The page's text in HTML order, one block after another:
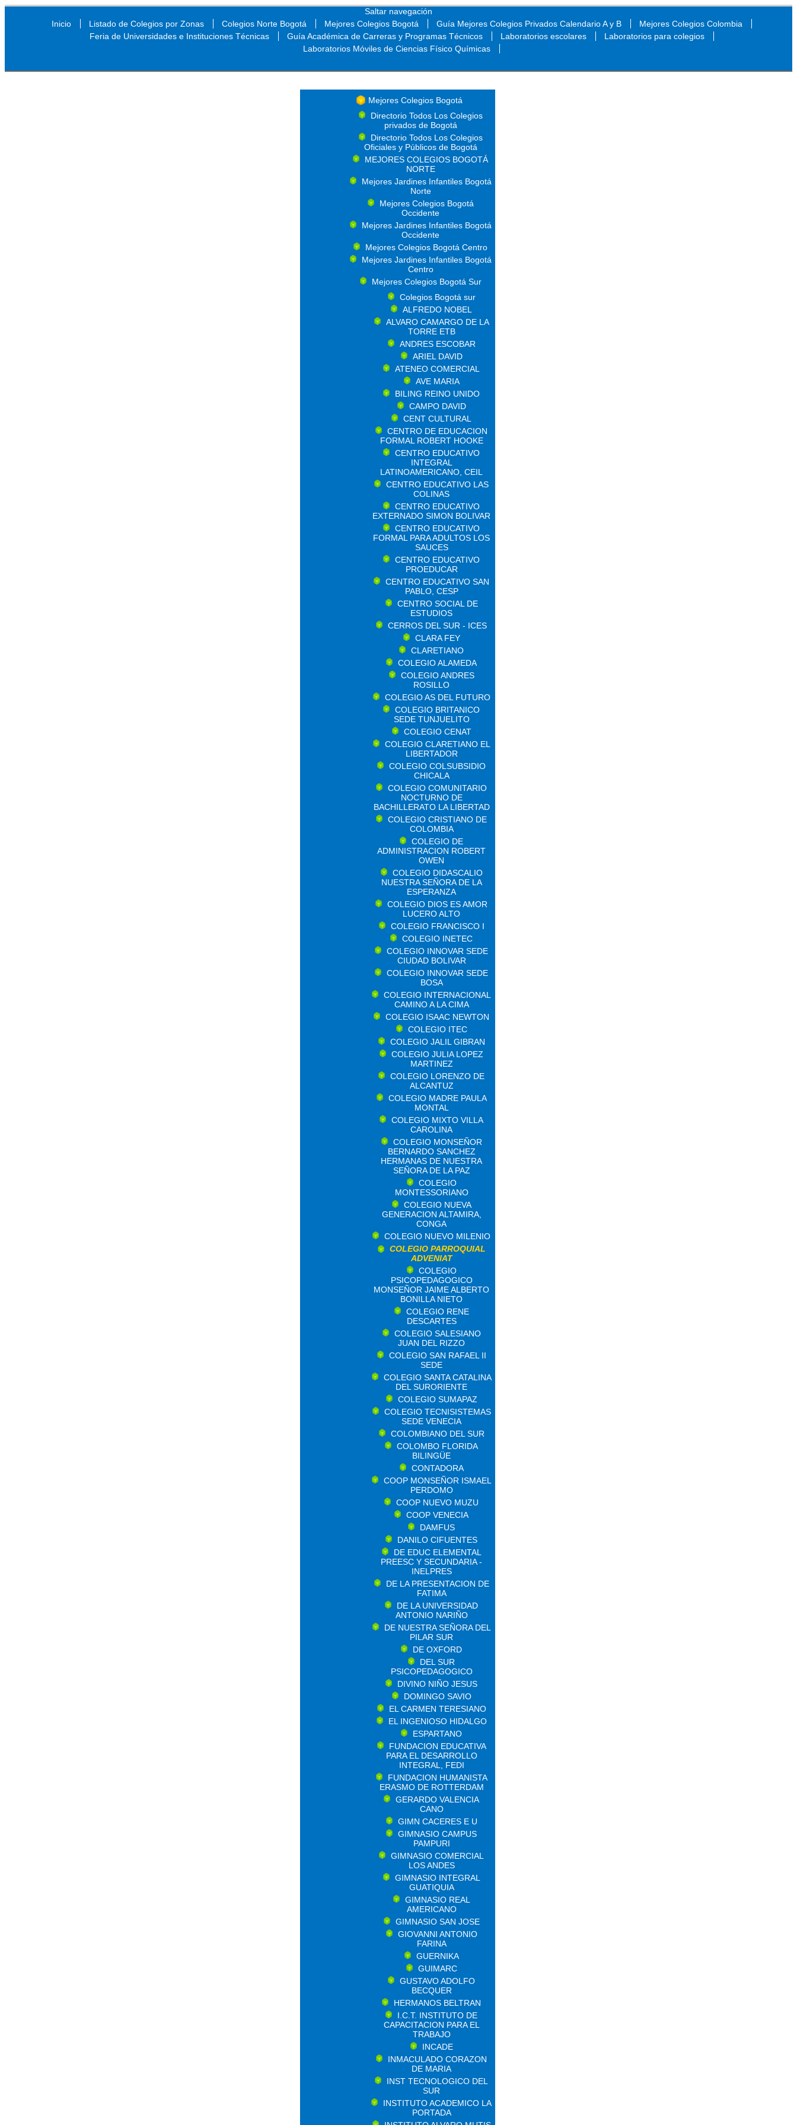
Saltar navegación
Inicio
Listado de Colegios por Zonas Colegios Norte Bogotá Mejores Colegios Bogotá Guía Mejores Colegios Privados Calendario A y B
Mejores Colegios Colombia
Feria de Universidades e Instituciones Técnicas
Guía Académica de Carreras y Programas Técnicos Laboratorios escolares
Laboratorios para colegios
Laboratorios Móviles de Ciencias Físico Químicas
Mejores Colegios Bogotá
Directorio Todos Los Colegios
privados de Bogotá
Directorio Todos Los Colegios
Oficiales y Públicos de Bogotá
MEJORES COLEGIOS BOGOTÁ
NORTE
Mejores Jardines Infantiles Bogotá
Norte
Mejores Colegios Bogotá
Occidente
Mejores Jardines Infantiles Bogotá
Occidente
Mejores Colegios Bogotá Centro
Mejores Jardines Infantiles Bogotá
Centro
Mejores Colegios Bogotá Sur
Colegios Bogotá sur
ALFREDO NOBEL
ALVARO CAMARGO DE LA
TORRE ETB
ANDRES ESCOBAR
ARIEL DAVID
ATENEO COMERCIAL
AVE MARIA
BILING REINO UNIDO
CAMPO DAVID
CENT CULTURAL
CENTRO DE EDUCACION
FORMAL ROBERT HOOKE
CENTRO EDUCATIVO
INTEGRAL
LATINOAMERICANO, CEIL
CENTRO EDUCATIVO LAS
COLINAS
CENTRO EDUCATIVO
EXTERNADO SIMON BOLIVAR
CENTRO EDUCATIVO
FORMAL PARA ADULTOS LOS
SAUCES
CENTRO EDUCATIVO
PROEDUCAR
CENTRO EDUCATIVO SAN
PABLO, CESP
CENTRO SOCIAL DE
ESTUDIOS
CERROS DEL SUR - ICES
CLARA FEY
CLARETIANO
COLEGIO ALAMEDA
COLEGIO ANDRES
ROSILLO
COLEGIO AS DEL FUTURO
COLEGIO BRITANICO
SEDE TUNJUELITO
COLEGIO CENAT
COLEGIO CLARETIANO EL
LIBERTADOR
COLEGIO COLSUBSIDIO
CHICALA
COLEGIO COMUNITARIO
NOCTURNO DE
BACHILLERATO LA LIBERTAD
COLEGIO CRISTIANO DE
COLOMBIA
COLEGIO DE
ADMINISTRACION ROBERT
OWEN
COLEGIO DIDASCALIO
NUESTRA SEÑORA DE LA
ESPERANZA
COLEGIO DIOS ES AMOR
LUCERO ALTO
COLEGIO FRANCISCO I
COLEGIO INETEC
COLEGIO INNOVAR SEDE
CIUDAD BOLIVAR
COLEGIO INNOVAR SEDE
BOSA
COLEGIO INTERNACIONAL
CAMINO A LA CIMA
COLEGIO ISAAC NEWTON
COLEGIO ITEC
COLEGIO JALIL GIBRAN
COLEGIO JULIA LOPEZ
MARTINEZ
COLEGIO LORENZO DE
ALCANTUZ
COLEGIO MADRE PAULA
MONTAL
COLEGIO MIXTO VILLA
CAROLINA
COLEGIO MONSEÑOR
BERNARDO SANCHEZ
HERMANAS DE NUESTRA
SEÑORA DE LA PAZ
COLEGIO
MONTESSORIANO
COLEGIO NUEVA
GENERACION ALTAMIRA,
CONGA
COLEGIO NUEVO MILENIO
COLEGIO PARROQUIAL
ADVENIAT
COLEGIO
PSICOPEDAGOGICO
MONSEÑOR JAIME ALBERTO
BONILLA NIETO
COLEGIO RENE
DESCARTES
COLEGIO SALESIANO
JUAN DEL RIZZO
COLEGIO SAN RAFAEL II
SEDE
COLEGIO SANTA CATALINA
DEL SURORIENTE
COLEGIO SUMAPAZ
COLEGIO TECNISISTEMAS
SEDE VENECIA
COLOMBIANO DEL SUR
COLOMBO FLORIDA
BILINGÜE
CONTADORA
COOP MONSEÑOR ISMAEL
PERDOMO
COOP NUEVO MUZU
COOP VENECIA
DAMFUS
DANILO CIFUENTES
DE EDUC ELEMENTAL
PREESC Y SECUNDARIA -
INELPRES
DE LA PRESENTACION DE
FATIMA
DE LA UNIVERSIDAD
ANTONIO NARIÑO
DE NUESTRA SEÑORA DEL
PILAR SUR
DE OXFORD
DEL SUR
PSICOPEDAGOGICO
DIVINO NIÑO JESUS
DOMINGO SAVIO
EL CARMEN TERESIANO
EL INGENIOSO HIDALGO
ESPARTANO
FUNDACION EDUCATIVA
PARA EL DESARROLLO
INTEGRAL, FEDI
FUNDACION HUMANISTA
ERASMO DE ROTTERDAM
GERARDO VALENCIA
CANO
GIMN CACERES E U
GIMNASIO CAMPUS
PAMPURI
GIMNASIO COMERCIAL
LOS ANDES
GIMNASIO INTEGRAL
GUATIQUIA
GIMNASIO REAL
AMERICANO
GIMNASIO SAN JOSE
GIOVANNI ANTONIO
FARINA
GUERNIKA
GUIMARC
GUSTAVO ADOLFO
BECQUER
HERMANOS BELTRAN
I.C.T. INSTITUTO DE
CAPACITACION PARA EL
TRABAJO
INCADE
INMACULADO CORAZON
DE MARIA
INST TECNOLOGICO DEL
SUR
INSTITUTO ACADEMICO LA
PORTADA